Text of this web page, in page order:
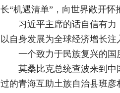
长“机遇清单”，向世界敞开怀
习近平主席的话自信有
以自身发展为全球经济增长注
一个致力于民族复兴的国
莫桑比克总统查波来到中
过的青海互助土族自治县班